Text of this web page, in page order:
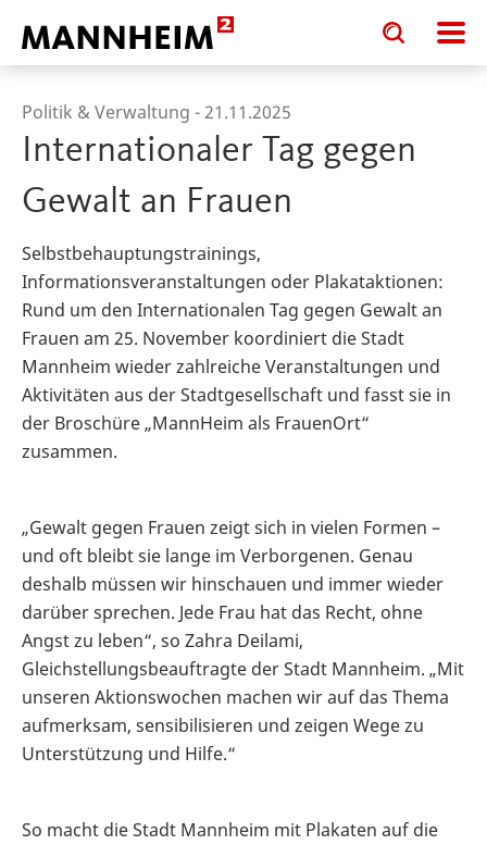
Toggle
search
input
Toggle
search
input
Politik & Verwaltung -21.11.2025
Internationaler Tag gegen
Gewalt an Frauen
Selbstbehauptungstrainings,
Informationsveranstaltungen oder Plakataktionen:
Rund um den Internationalen Tag gegen Gewalt an
Frauen am 25. November koordiniert die Stadt
Mannheim wieder zahlreiche Veranstaltungen und
Aktivitäten aus der Stadtgesellschaft und fasst sie in
der Broschüre „MannHeim als FrauenOrt“
zusammen.
„Gewalt gegen Frauen zeigt sich in vielen Formen –
und oft bleibt sie lange im Verborgenen. Genau
deshalb müssen wir hinschauen und immer wieder
darüber sprechen. Jede Frau hat das Recht, ohne
Angst zu leben“, so Zahra Deilami,
Gleichstellungsbeauftragte der Stadt Mannheim. „Mit
unseren Aktionswochen machen wir auf das Thema
aufmerksam, sensibilisieren und zeigen Wege zu
Unterstützung und Hilfe.“
So macht die Stadt Mannheim mit Plakaten auf die